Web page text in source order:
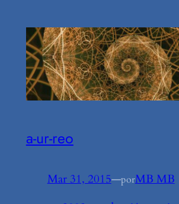
a-ur-reo
Mar 31, 2015—porMB MB